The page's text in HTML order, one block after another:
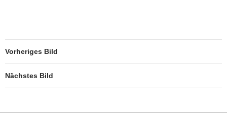
Vorheriges Bild
Nächstes Bild